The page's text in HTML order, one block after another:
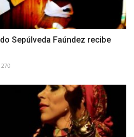
Sepúlveda Faúndez recibe